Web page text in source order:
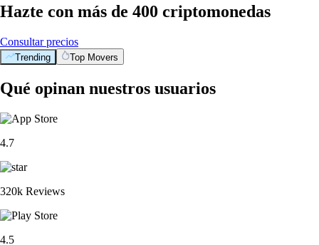
Hazte con más de 400 criptomonedas
Consultar precios
Trending Top Movers
Qué opinan nuestros usuarios
4.7
320k Reviews
4.5